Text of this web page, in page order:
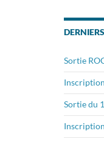
Sortie
Sortie du